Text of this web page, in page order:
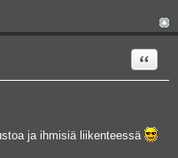
Quote
ja ihmisiä liikenteessä